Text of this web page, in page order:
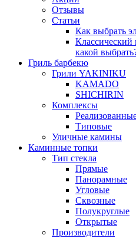
Отзывы
Статьи
Как выбрать
Классический
какой
Гриль барбекю
Грили YAKINIKU
KAMADO
SHICHIRIN
Комплексы
Типовые
Уличные камины
Каминные топки
Тип стекла
Прямые
Панорамные
Угловые
Сквозные
Полукруглые
Открытые
Производители